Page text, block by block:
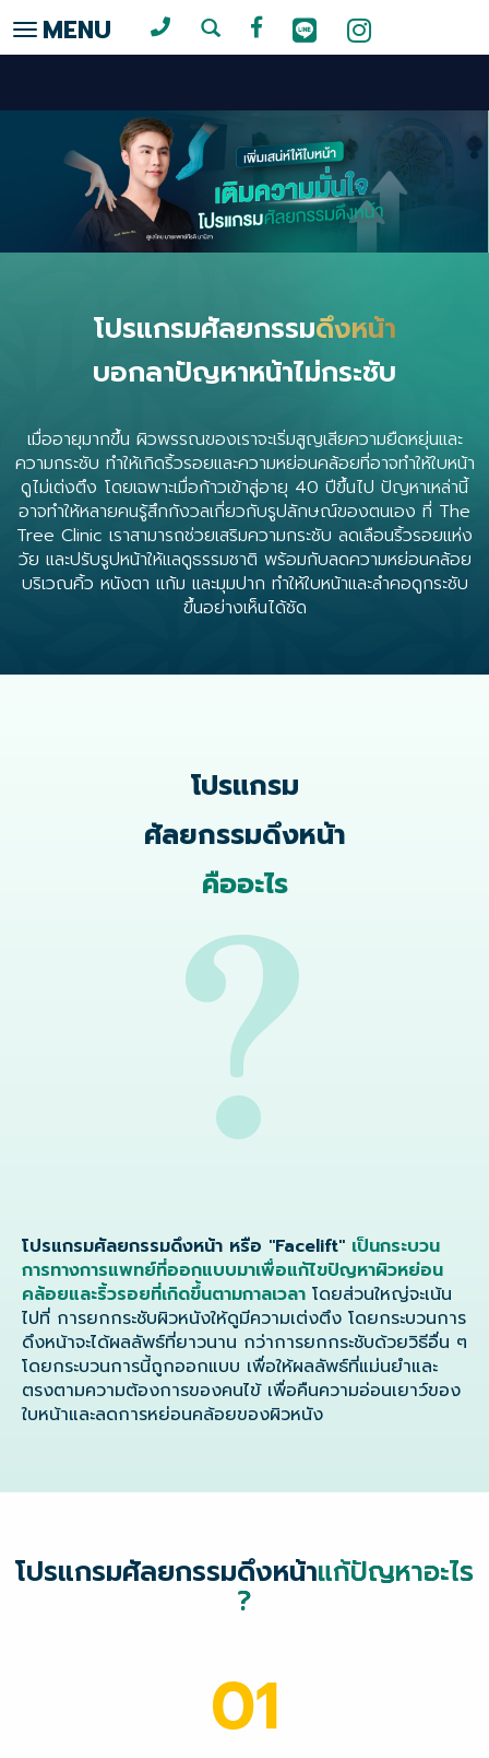
Toggle
MENU
โปรแกรมศัลยกรรมดึงหน้า
บอกลาปัญหาหน้าไม่กระชับ
เมื่ออายุมากขึ้น ผิวพรรณของเราจะเริ่มสูญเสียความยืดหยุ่นและ
ความกระชับ ทำให้เกิดริ้วรอยและความหย่อนคล้อยที่อาจทำให้ใบหน้า
ดูไม่เต่งตึง โดยเฉพาะเมื่อก้าวเข้าสู่อายุ 40 ปีขึ้นไป ปัญหาเหล่านี้
อาจทำให้หลายคนรู้สึกกังวลเกี่ยวกับรูปลักษณ์ของตนเอง ที่ The
Tree Clinic เราสามารถช่วยเสริมความกระชับ ลดเลือนริ้วรอยแห่ง
วัย และปรับรูปหน้าให้แลดูธรรมชาติ พร้อมกับลดความหย่อนคล้อย
บริเวณคิ้ว หนังตา แก้ม และมุมปาก ทำให้ใบหน้าและลำคอดูกระชับ
ขึ้นอย่างเห็นได้ชัด
โปรแกรม
ศัลยกรรมดึงหน้า
คืออะไร
?
โปรแกรมศัลยกรรมดึงหน้า หรือ "Facelift" เป็นกระบวน
การทางการแพทย์ที่ออกแบบมาเพื่อแก้ไขปัญหาผิวหย่อน
คล้อยและริ้วรอยที่เกิดขึ้นตามกาลเวลา โดยส่วนใหญ่จะเน้น
ไปที่ การยกกระชับผิวหนังให้ดูมีความเต่งตึง โดยกระบวนการ
ดึงหน้าจะได้ผลลัพธ์ที่ยาวนาน กว่าการยกกระชับด้วยวิธีอื่น ๆ
โดยกระบวนการนี้ถูกออกแบบ เพื่อให้ผลลัพธ์ที่แม่นยำและ
ตรงตามความต้องการของคนไข้ เพื่อคืนความอ่อนเยาว์ของ
ใบหน้าและลดการหย่อนคล้อยของผิวหนัง
โปรแกรมศัลยกรรมดึงหน้าแก้ปัญหาอะไร
?
01